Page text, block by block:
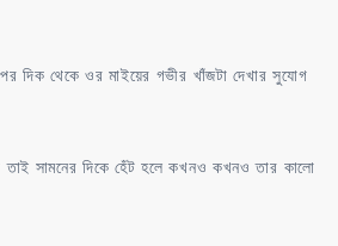
দিক থেকে ওর মাইয়ের গভীর খাঁজটা দেখার সুযোগ
তাই সামনের দিকে হেঁট হলে কখনও কখনও তার কালো